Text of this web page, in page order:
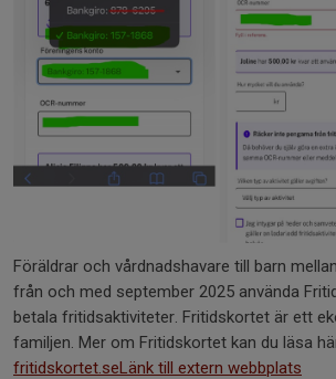
Föräldrar och vårdnadshavare till barn
från och med september 2025 använda
betala fritidsaktiviteter. Fritidskortet är ett
familjen. Mer om Fritidskortet kan du läsa
fritidskortet.seLänk till extern webbplats